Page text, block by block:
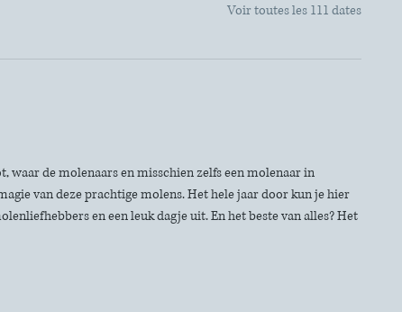
Voir toutes les 111 dates
de molenaars en misschien zelfs een molenaar in
van deze prachtige molens. Het hele jaar door kun je hier
en een leuk dagje uit. En het beste van alles? Het